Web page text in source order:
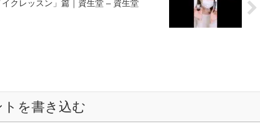
クレッスン」篇｜資生堂 – 資生堂
トを書き込む